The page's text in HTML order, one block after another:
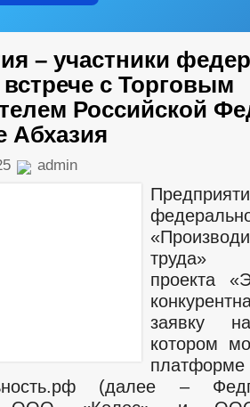
– участники
встрече с Торговым
Российской
Абхазия
admin
труда»
проекта
заявку
котором
платформе
(далее –